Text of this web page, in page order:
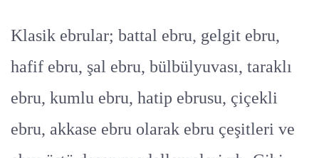
Klasik ebrular; battal ebru, gelgit ebru,
hafif ebru, şal ebru, bülbülyuvası, taraklı
ebru, kumlu ebru, hatip ebrusu, çiçekli
ebru, akkase ebru olarak ebru çeşitleri ve